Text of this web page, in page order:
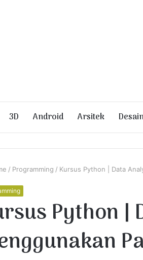
3D Android Arsitek
/ Programming / Kursus Python | Data
Python |